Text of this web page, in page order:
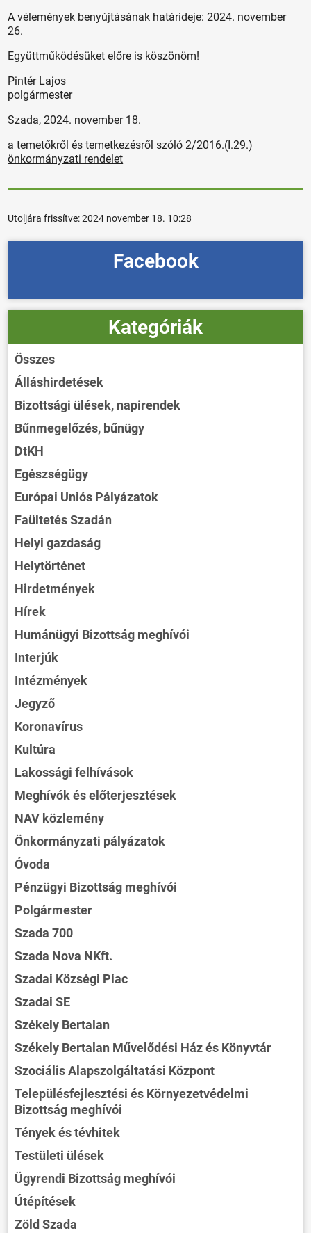
A vélemények benyújtásának határideje: 2024. november
26.
Együttműködésüket előre is köszönöm!
Pintér Lajos
polgármester
Szada, 2024. november 18.
a temetőkről és temetkezésről szóló 2/2016.(I.29.)
önkormányzati rendelet
Utoljára frissítve:2024 november 18. 10:28
Facebook
Kategóriák
Összes
Álláshirdetések
Bizottsági ülések, napirendek
Bűnmegelőzés, bűnügy
DtKH
Egészségügy
Európai Uniós Pályázatok
Faültetés Szadán
Helyi gazdaság
Helytörténet
Hirdetmények
Hírek
Humánügyi Bizottság meghívói
Interjúk
Intézmények
Jegyző
Koronavírus
Kultúra
Lakossági felhívások
Meghívók és előterjesztések
NAV közlemény
Önkormányzati pályázatok
Óvoda
Pénzügyi Bizottság meghívói
Polgármester
Szada 700
Szada Nova NKft.
Szadai Községi Piac
Szadai SE
Székely Bertalan
Székely Bertalan Művelődési Ház és Könyvtár
Szociális Alapszolgáltatási Központ
Településfejlesztési és Környezetvédelmi
Bizottság meghívói
Tények és tévhitek
Testületi ülések
Ügyrendi Bizottság meghívói
Útépítések
Zöld Szada